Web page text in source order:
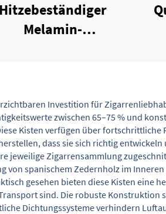
Hitzebeständiger
Melamin-
Investition für
zwischen 65–75 % und
Kisten verfügen über
dass sie sich richtig
jeweilige Zigarrensammlung
von spanischem Zedernholz im
gesehen bieten diese Kisten eine
sind. Die robuste
Dichtungssysteme verhindern